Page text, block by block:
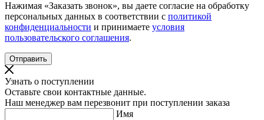
Нажимая «Заказать звонок», вы даете согласие на обработку
персональных данных в соответствии с политикой
конфиденциальности и принимаете условия
пользовательского соглашения.
Узнать о поступлении
Оставьте свои контактные данные.
Наш менеджер вам перезвонит при поступлении заказа
Имя